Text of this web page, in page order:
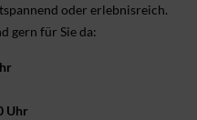
oder erlebnis­reich.
gern für Sie da:
Uhr